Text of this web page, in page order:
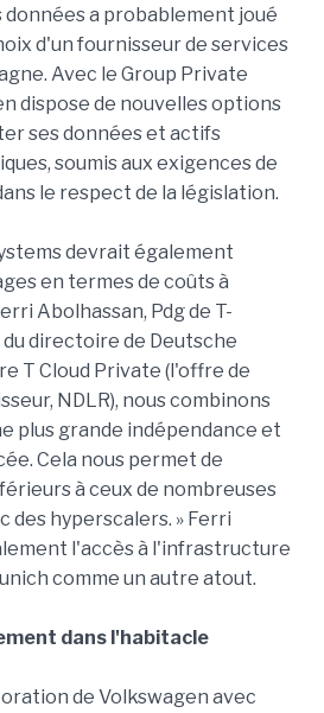
a probablement joué
d'un fournisseur de services
Avec le Group Private
dispose de nouvelles options
ses données et actifs
soumis aux exigences de
le respect de la législation.
devrait également
en termes de coûts à
Abolhassan, Pdg de T-
directoire de Deutsche
T Cloud Private (l'offre de
NDLR), nous combinons
plus grande indépendance et
Cela nous permet de
à ceux de nombreuses
des hyperscalers. » Ferri
l'accès à l'infrastructure
comme un autre atout.
dans l'habitacle
de Volkswagen avec